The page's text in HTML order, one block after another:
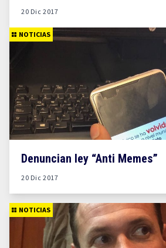
20 Dic 2017
NOTICIAS
Denuncian ley “Anti Memes”
20 Dic 2017
NOTICIAS